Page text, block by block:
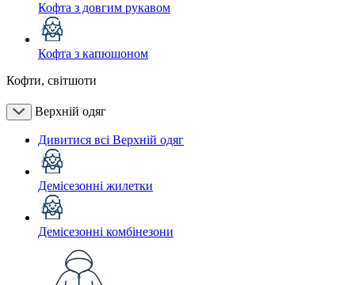
Кофта з довгим рукавом
Кофта з капюшоном
Кофти, світшоти
Верхній одяг
Дивитися всі Верхній одяг
Демісезонні жилетки
Демісезонні комбінезони